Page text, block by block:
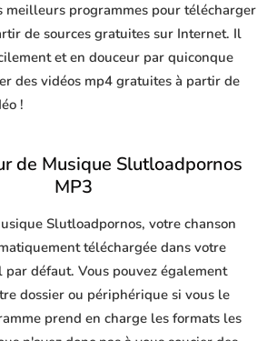
meilleurs programmes pour télécharger
de sources gratuites sur Internet. Il
et en douceur par quiconque
des vidéos mp4 gratuites à partir de
!
de Musique Slutloadpornos
MP3
Slutloadpornos, votre chanson
téléchargée dans votre
par défaut. Vous pouvez également
dossier ou périphérique si vous le
prend en charge les formats les